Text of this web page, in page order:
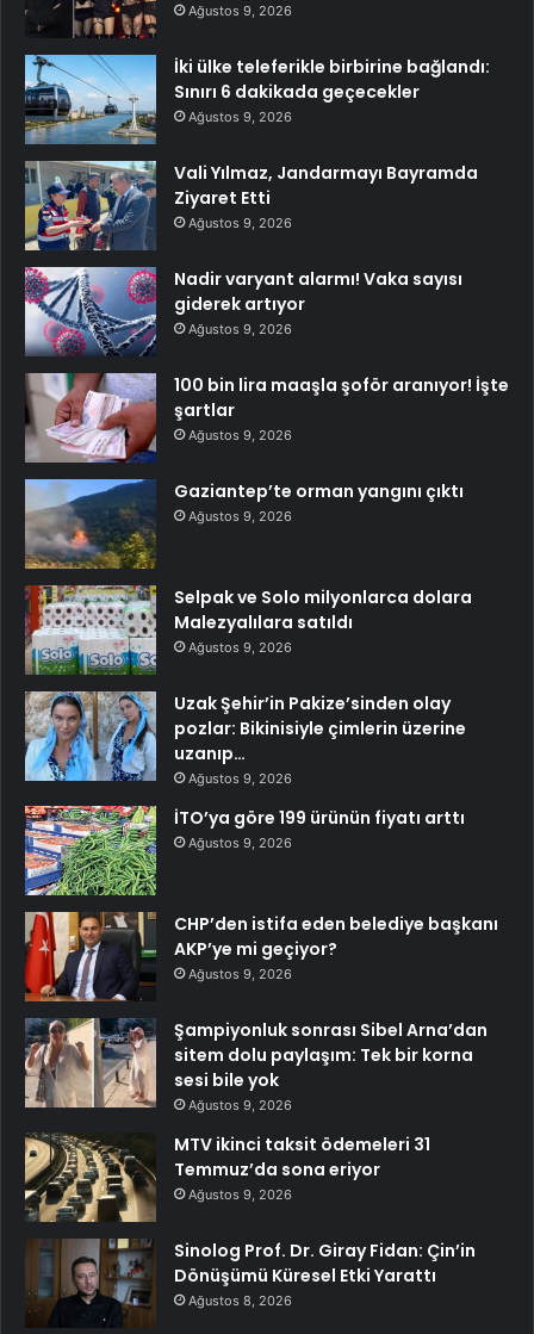
Ağustos 9, 2026
İki ülke teleferikle birbirine bağlandı:
Sınırı 6 dakikada geçecekler
Ağustos 9, 2026
Vali Yılmaz, Jandarmayı Bayramda
Ziyaret Etti
Ağustos 9, 2026
Nadir varyant alarmı! Vaka sayısı
giderek artıyor
Ağustos 9, 2026
100 bin lira maaşla şoför aranıyor! İşte
şartlar
Ağustos 9, 2026
Gaziantep’te orman yangını çıktı
Ağustos 9, 2026
Selpak ve Solo milyonlarca dolara
Malezyalılara satıldı
Ağustos 9, 2026
Uzak Şehir’in Pakize’sinden olay
pozlar: Bikinisiyle çimlerin üzerine
uzanıp…
Ağustos 9, 2026
İTO’ya göre 199 ürünün fiyatı arttı
Ağustos 9, 2026
CHP’den istifa eden belediye başkanı
AKP’ye mi geçiyor?
Ağustos 9, 2026
Şampiyonluk sonrası Sibel Arna’dan
sitem dolu paylaşım: Tek bir korna
sesi bile yok
Ağustos 9, 2026
MTV ikinci taksit ödemeleri 31
Temmuz’da sona eriyor
Ağustos 9, 2026
Sinolog Prof. Dr. Giray Fidan: Çin’in
Dönüşümü Küresel Etki Yarattı
Ağustos 8, 2026